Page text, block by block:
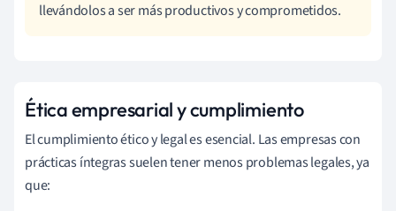
llevándolos a ser más productivos y comprometidos.
Ética empresarial y cumplimiento
El cumplimiento ético y legal es esencial. Las empresas con
prácticas íntegras suelen tener menos problemas legales, ya
que: